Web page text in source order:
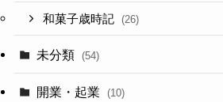
和菓子歳時記 (26)
未分類 (54)
開業・起業 (10)